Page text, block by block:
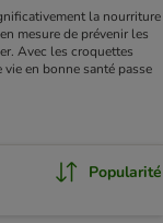
la nourriture
mesure de prévenir les
Avec les croquettes
en bonne santé passe
Popularité